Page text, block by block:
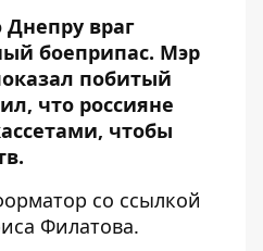
враг
боеприпас. Мэр
побитый
что россияне
чтобы
со ссылкой
Филатова.